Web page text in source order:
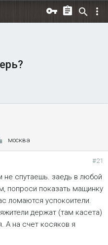
москва
#21
не спутаешь. заедь в любой
попроси показать мащинку
ломаются успокоители.
держат (там касета)
А на счет косяков я